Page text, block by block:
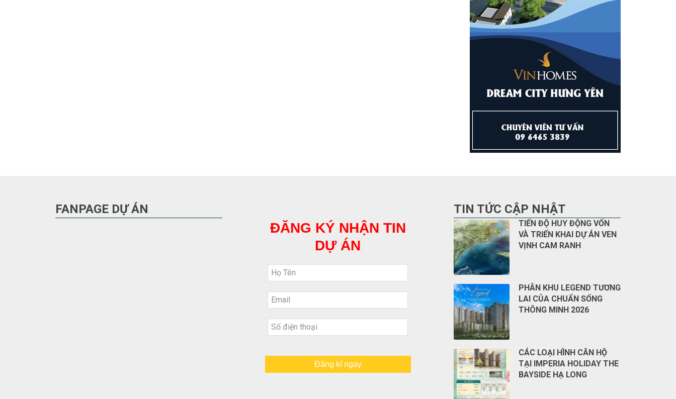
FANPAGE DỰ ÁN
ĐĂNG KÝ NHẬN TIN
DỰ ÁN
Đăng kí ngay
TIN TỨC CẬP NHẬT
TIẾN ĐỘ HUY ĐỘNG VỐN
VÀ TRIỂN KHAI DỰ ÁN VEN
VỊNH CAM RANH
PHÂN KHU LEGEND TƯƠNG
LAI CỦA CHUẨN SỐNG
THÔNG MINH 2026
CÁC LOẠI HÌNH CĂN HỘ
TẠI IMPERIA HOLIDAY THE
BAYSIDE HẠ LONG